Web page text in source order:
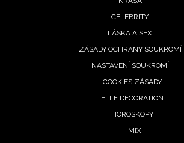
potvrzujete, že jste se seznámili se
- BurdaMedia
Vašimi údaji pracovat zejména k
Chcete navíc dostávat i další zajímavé a
informace od našich partnerů? Pokud
soukromí BurdaMedia Extra s.r.o.
CELEBRITY
LÁSKA A SEX
ZÁSADY OCHRANY SOUKROMÍ
NASTAVENÍ SOUKROMÍ
COOKIES ZÁSADY
ELLE DECORATION
HOROSKOPY
MIX